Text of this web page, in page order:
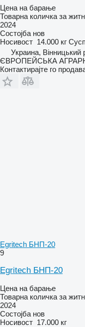
Цена на барање
Товарна количка за
2024
Состојба нов
Носивост 14.000 кг
Украина, Вінницький
ЄВРОПЕЙСЬКА
Контактирајте го
Egritech БНП-20
9
Egritech БНП-20
Цена на барање
Товарна количка за
2024
Состојба нов
Носивост 17.000 кг